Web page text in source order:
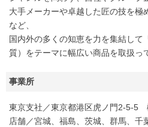
大手メーカーや卓越した匠の技を極
など、
国内外の多くの知恵を力を集結して
質）をテーマに幅広い商品を取扱っ
事業所
東京支社／東京都港区虎ノ門2-5-5
店舗／宮城、福島、茨城、群馬、千